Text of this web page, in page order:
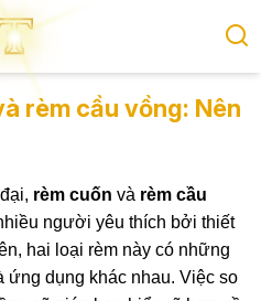
rèm cầu vồng: Nên
rèm cuốn và rèm cầu
người yêu thích bởi thiết
hai loại rèm này có những
dụng khác nhau. Việc so